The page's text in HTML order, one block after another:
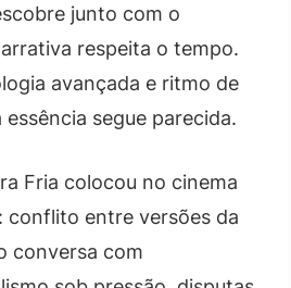
junto com o
respeita o tempo.
avançada e ritmo de
segue parecida.
Fria colocou no cinema
conflito entre versões da
conversa com